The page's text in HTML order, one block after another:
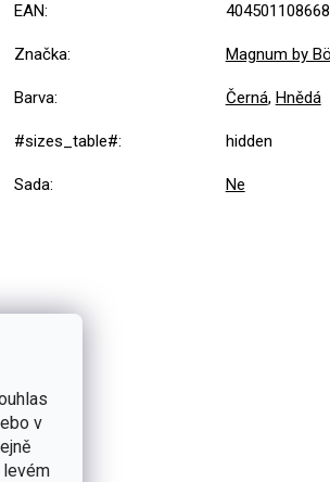
v
levém
EAN:
Značka: Magnum by
Barva: Černá, Hnědá
#sizes_table#: hidden
Sada: Ne